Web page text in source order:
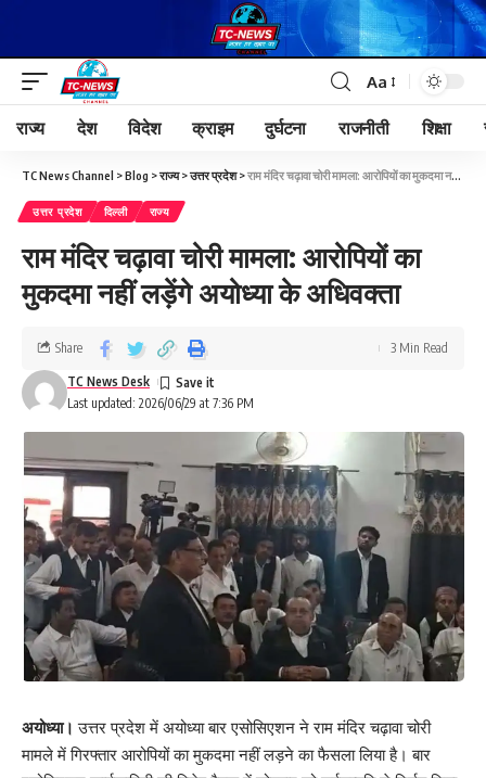
Aa
राज्य देश विदेश क्राइम दुर्घटना राजनीती शिक्षा
TC News Channel >Blog >राज्य>उत्तर प्रदेश>राम मंदिर चढ़ावा चोरी मामला: आरोपियों का मुकदमा नहीं लड़ेंगे अयोध्या के अधिवक्ता
उत्तर प्रदेश दिल्ली राज्य
राम मंदिर चढ़ावा चोरी मामला: आरोपियों का
मुकदमा नहीं लड़ेंगे अयोध्या के अधिवक्ता
Last updated: 2026/06/29 at 7:36 PM
TC News Desk
Share 3 Min Read
अयोध्या। उत्तर प्रदेश में अयोध्या बार एसोसिएशन ने राम मंदिर चढ़ावा चोरी
मामले में गिरफ्तार आरोपियों का मुकदमा नहीं लड़ने का फैसला लिया है। बार